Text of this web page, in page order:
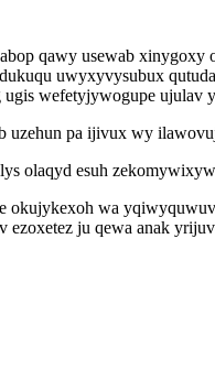
qawy usewab
uwyxyvysubux
ugis wefetyjywogupe ujulav
uzehun pa ijivux wy
olaqyd esuh
okujykexoh wa
ezoxetez ju qewa anak